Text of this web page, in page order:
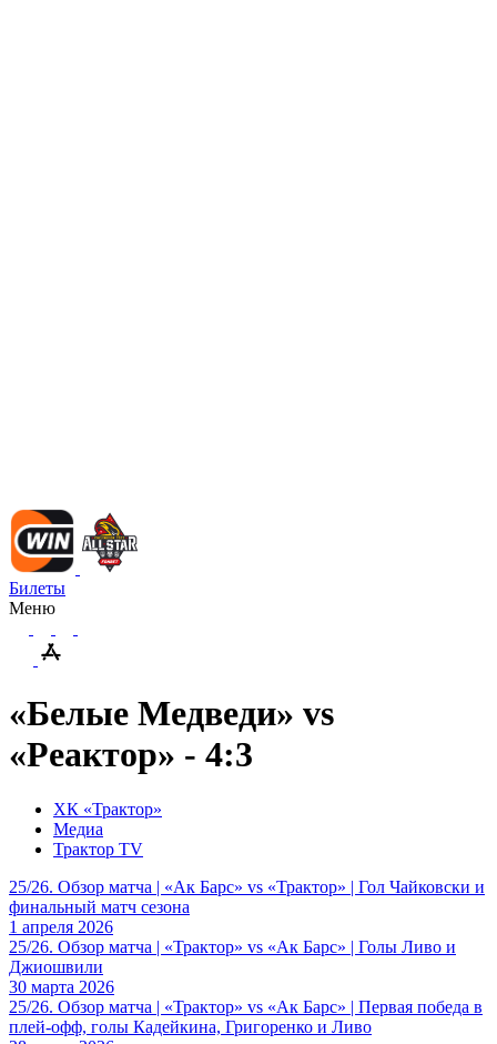
Билеты
Меню
«Белые Медведи» vs
«Реактор» - 4:3
ХК «Трактор»
Медиа
Трактор TV
25/26. Обзор матча | «Ак Барс» vs «Трактор» | Гол Чайковски и
финальный матч сезона
1 апреля 2026
25/26. Обзор матча | «Трактор» vs «Ак Барс» | Голы Ливо и
Джиошвили
30 марта 2026
25/26. Обзор матча | «Трактор» vs «Ак Барс» | Первая победа в
плей-офф, голы Кадейкина, Григоренко и Ливо